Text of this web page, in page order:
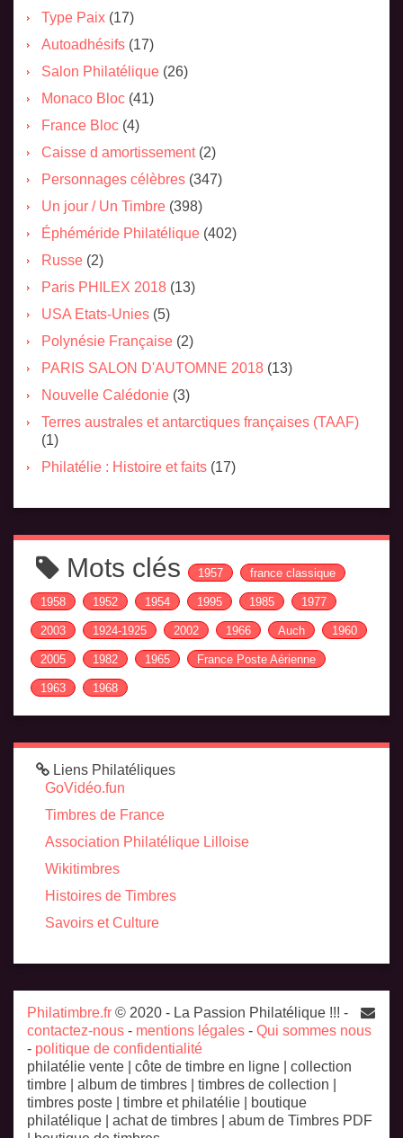
Type Paix (17)
Autoadhésifs (17)
Salon Philatélique (26)
Monaco Bloc (41)
France Bloc (4)
Caisse d amortissement(2)
Personnages célèbres (347)
Un jour / Un Timbre (398)
Éphéméride Philatélique (402)
Russe (2)
Paris PHILEX 2018 (13)
USA Etats-Unies (5)
Polynésie Française (2)
PARIS SALON D'AUTOMNE 2018 (13)
Nouvelle Calédonie (3)
Terres australes et antarctiques françaises (TAAF)
(1)
Philatélie : Histoire et faits (17)
Mots clés 1957 france classique
1958 1952 1954 1995 1985 1977
2003 1924-1925 2002 1966 Auch 1960
2005 1982 1965 France Poste Aérienne
1963 1968
Liens Philatéliques
GoVidéo.fun
Timbres de France
Association Philatélique Lilloise
Wikitimbres
Histoires de Timbres
Savoirs et Culture
Philatimbre.fr © 2020 - La Passion Philatélique !!! -
contactez-nous - mentions légales - Qui sommes nous
- politique de confidentialité
philatélie vente | côte de timbre en ligne | collection
timbre | album de timbres | timbres de collection |
timbres poste | timbre et philatélie | boutique
philatélique | achat de timbres | abum de Timbres PDF